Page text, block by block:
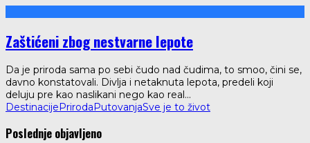
Zaštićeni zbog nestvarne lepote
Da je priroda sama po sebi čudo nad čudima, to smoo, čini se,
davno konstatovali. Divlja i netaknuta lepota, predeli koji
deluju pre kao naslikani nego kao real...
DestinacijePrirodaPutovanjaSve je to život
Poslednje objavljeno